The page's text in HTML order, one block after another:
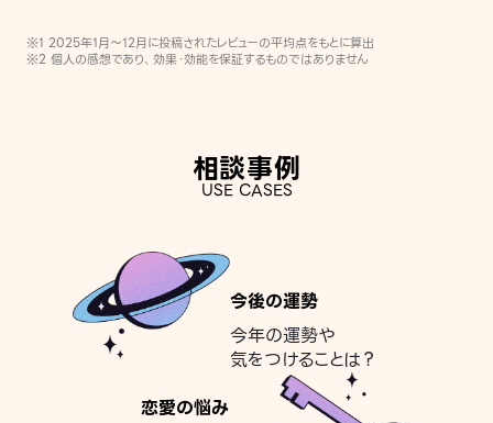
※1 2025年1月〜12月に投稿されたレビューの平均点をもとに算出
※2 個人の感想であり、効果・効能を保証するものではありません
相談事例
USE CASES
今後の運勢
今年の運勢や
気をつけることは？
恋愛の悩み